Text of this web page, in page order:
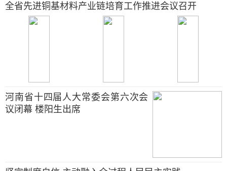
全省先进铜基材料产业链培育工作推进会议召开
河南省十四届人大常委会第六次会
议闭幕 楼阳生出席